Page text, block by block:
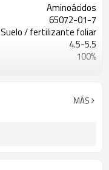
Aminoácidos
65072-01-7
Suelo / fertilizante foliar
4.5-5.5
100%
5MTS
MÁS